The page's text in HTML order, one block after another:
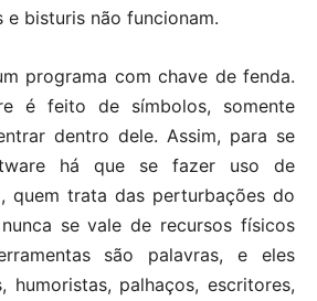
bisturis não funcionam.
programa com chave de fenda.
é feito de símbolos, somente
dentro dele. Assim, para se
há que se fazer uso de
quem trata das perturbações do
se vale de recursos físicos
são palavras, e eles
humoristas, palhaços, escritores,